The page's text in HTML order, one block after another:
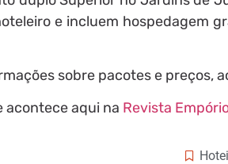
e incluem hospedagem
sobre pacotes e preços,
acontece aqui na Revista